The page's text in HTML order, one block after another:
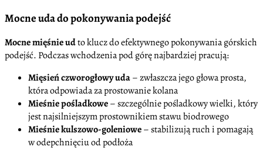
Mocne uda do pokonywania podejść
Mocne mięśnie udto klucz do efektywnego pokonywania górskich
podejść. Podczas wchodzenia pod górę najbardziej pracują:
Mięsień czworogłowy uda– zwłaszcza jego głowa prosta,
która odpowiada za prostowanie kolana
Mieśnie pośladkowe– szczególnie pośladkowy wielki, który
jest najsilniejszym prostownikiem stawu biodrowego
Mieśnie kulszowo-goleniowe– stabilizują ruch i pomagają
w odepchnięciu od podłoża